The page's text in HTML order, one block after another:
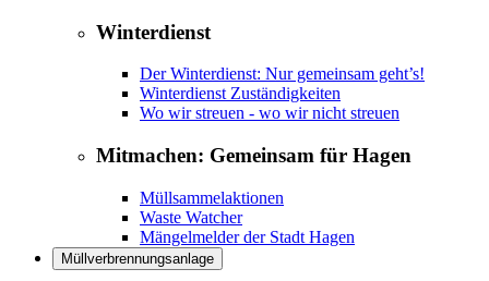
Winterdienst
Der Winterdienst: Nur gemeinsam geht’s!
Winterdienst Zuständigkeiten
Wo wir streuen - wo wir nicht streuen
Mitmachen: Gemeinsam für Hagen
Müllsammelaktionen
Waste Watcher
Mängelmelder der Stadt Hagen
Müllverbrennungsanlage